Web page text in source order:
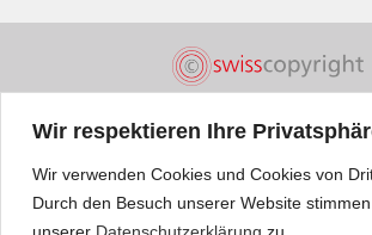
Wir respektieren Ihre
Wir verwenden Cookies und Cookies von
Durch den Besuch unserer Website